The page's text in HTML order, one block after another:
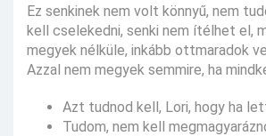
Ez senkinek nem volt könnyű, nem
kell cselekedni, senki nem ítélhet el,
megyek nélküle, inkább ottmaradok
Azzal nem megyek semmire, ha
Azt tudnod kell, Lori, hogy ha
Tudom, nem kell